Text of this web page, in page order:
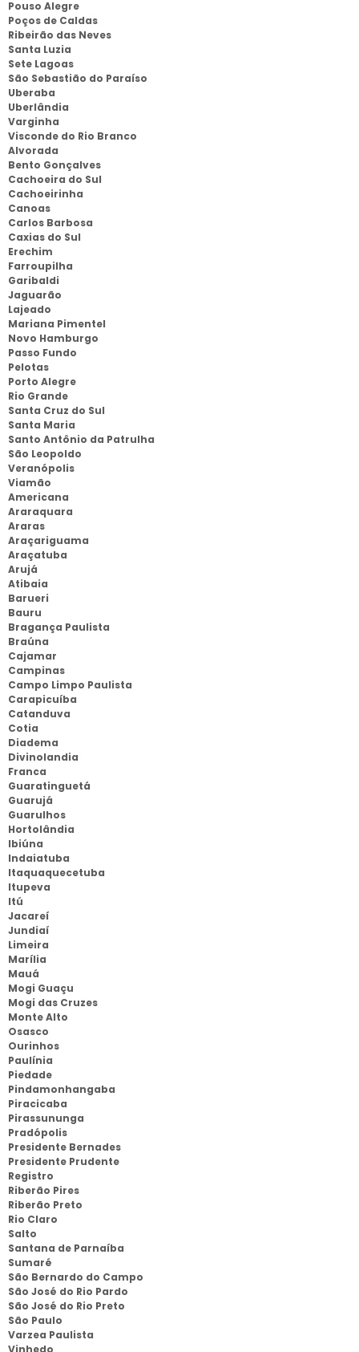
Pouso Alegre
Poços de Caldas
Ribeirão das Neves
Santa Luzia
Sete Lagoas
São Sebastião do Paraíso
Uberaba
Uberlândia
Varginha
Visconde do Rio Branco
Alvorada
Bento Gonçalves
Cachoeira do Sul
Cachoeirinha
Canoas
Carlos Barbosa
Caxias do Sul
Erechim
Farroupilha
Garibaldi
Jaguarão
Lajeado
Mariana Pimentel
Novo Hamburgo
Passo Fundo
Pelotas
Porto Alegre
Rio Grande
Santa Cruz do Sul
Santa Maria
Santo Antônio da Patrulha
São Leopoldo
Veranópolis
Viamão
Americana
Araraquara
Araras
Araçariguama
Araçatuba
Arujá
Atibaia
Barueri
Bauru
Bragança Paulista
Braúna
Cajamar
Campinas
Campo Limpo Paulista
Carapicuíba
Catanduva
Cotia
Diadema
Divinolandia
Franca
Guaratinguetá
Guarujá
Guarulhos
Hortolândia
Ibiúna
Indaiatuba
Itaquaquecetuba
Itupeva
Itú
Jacareí
Jundiaí
Limeira
Marília
Mauá
Mogi Guaçu
Mogi das Cruzes
Monte Alto
Osasco
Ourinhos
Paulínia
Piedade
Pindamonhangaba
Piracicaba
Pirassununga
Pradópolis
Presidente Bernades
Presidente Prudente
Registro
Riberão Pires
Riberão Preto
Rio Claro
Salto
Santana de Parnaíba
Sumaré
São Bernardo do Campo
São José do Rio Pardo
São José do Rio Preto
São Paulo
Varzea Paulista
Vinhedo